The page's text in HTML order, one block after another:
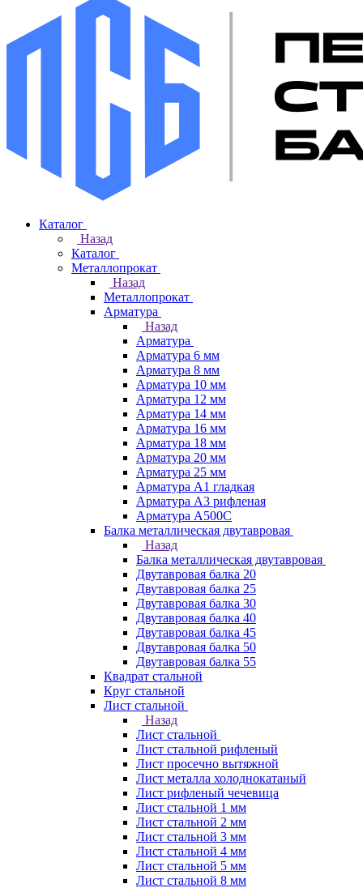
Каталог
Назад
Каталог
Металлопрокат
Назад
Металлопрокат
Арматура
Назад
Арматура
Арматура 6 мм
Арматура 8 мм
Арматура 10 мм
Арматура 12 мм
Арматура 14 мм
Арматура 16 мм
Арматура 18 мм
Арматура 20 мм
Арматура 25 мм
Арматура А1 гладкая
Арматура А3 рифленая
Арматура А500С
Балка металлическая двутавровая
Назад
Балка металлическая двутавровая
Двутавровая балка 20
Двутавровая балка 25
Двутавровая балка 30
Двутавровая балка 40
Двутавровая балка 45
Двутавровая балка 50
Двутавровая балка 55
Квадрат стальной
Круг стальной
Лист стальной
Назад
Лист стальной
Лист стальной рифленый
Лист просечно вытяжной
Лист металла холоднокатаный
Лист рифленый чечевица
Лист стальной 1 мм
Лист стальной 2 мм
Лист стальной 3 мм
Лист стальной 4 мм
Лист стальной 5 мм
Лист стальной 8 мм